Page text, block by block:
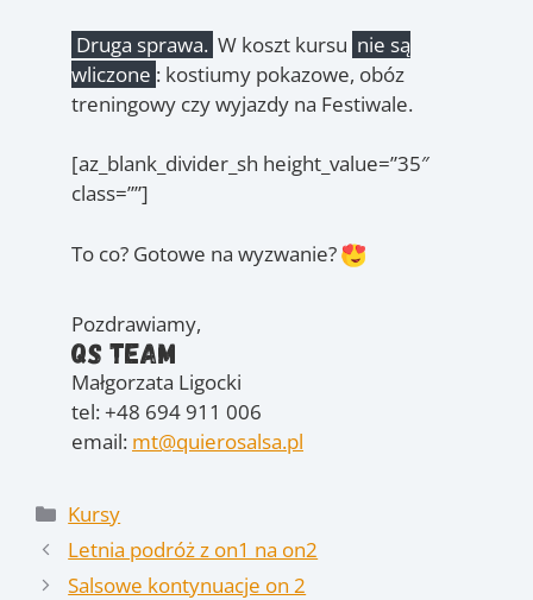
Druga sprawa. W koszt kursu nie są
wliczone : kostiumy pokazowe, obóz
treningowy czy wyjazdy na Festiwale.
[az_blank_divider_sh height_value=”35″
class=””]
To co? Gotowe na wyzwanie?
Pozdrawiamy,
QS Team
Małgorzata Ligocki
tel: +48 694 911 006
email: mt@quierosalsa.pl
Kategorie
Kursy
Letnia podróż z on1 na on2
Salsowe kontynuacje on 2